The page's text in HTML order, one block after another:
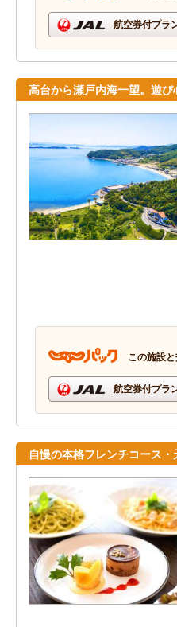
航空券付プラ
高台から瀬戸内海一望。遊
この施設
航空券付プラ
自慢の本格フレンチコース